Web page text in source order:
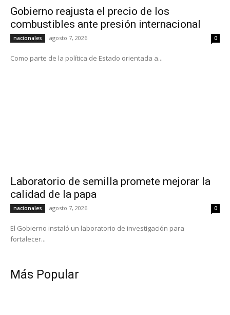
Gobierno reajusta el precio de los
combustibles ante presión internacional
nacionales agosto 7, 2026 0
Como parte de la política de Estado orientada a...
Laboratorio de semilla promete mejorar la
calidad de la papa
nacionales agosto 7, 2026 0
El Gobierno instaló un laboratorio de investigación para
fortalecer...
Más Popular